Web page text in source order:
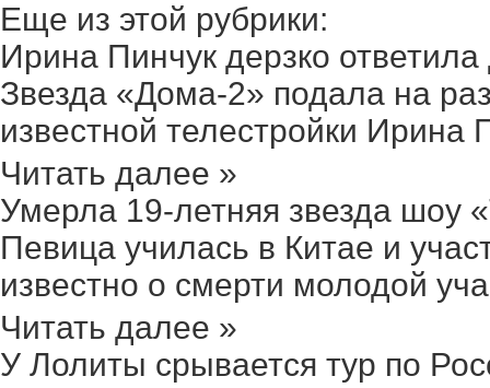
Еще из этой рубрики:
Ирина Пинчук дерзко ответила
Звезда «Дома-2» подала на
известной телестройки Ирина
Читать далее »
Умерла 19-летняя звезда шоу
Певица училась в Китае и
известно о смерти молодой
Читать далее »
У Лолиты срывается тур по